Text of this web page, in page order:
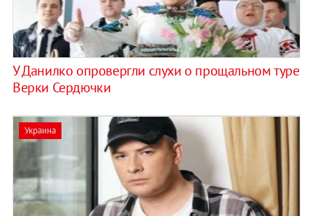
У Данилко опровергли слухи о прощальном туре
Верки Сердючки
Украина